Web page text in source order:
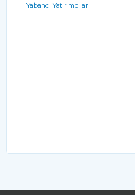
Yabancı Yatırımcılar